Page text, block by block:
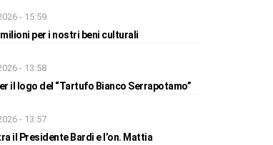
- 15:59
milioni per i nostri beni culturali
- 13:58
il logo del “Tartufo Bianco Serrapotamo”
- 13:57
il Presidente Bardi e l’on. Mattia